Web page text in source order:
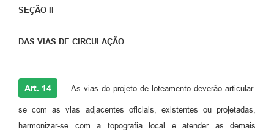
SEÇÃO II
DAS VIAS DE CIRCULAÇÃO
Art. 14 - As vias do projeto de loteamento deverão articular-
se com as vias adjacentes oficiais, existentes ou projetadas,
harmonizar-se com a topografia local e atender as demais